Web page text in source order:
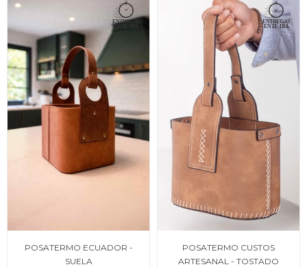
POSATERMO ECUADOR -
SUELA
POSATERMO CUSTOS
ARTESANAL - TOSTADO